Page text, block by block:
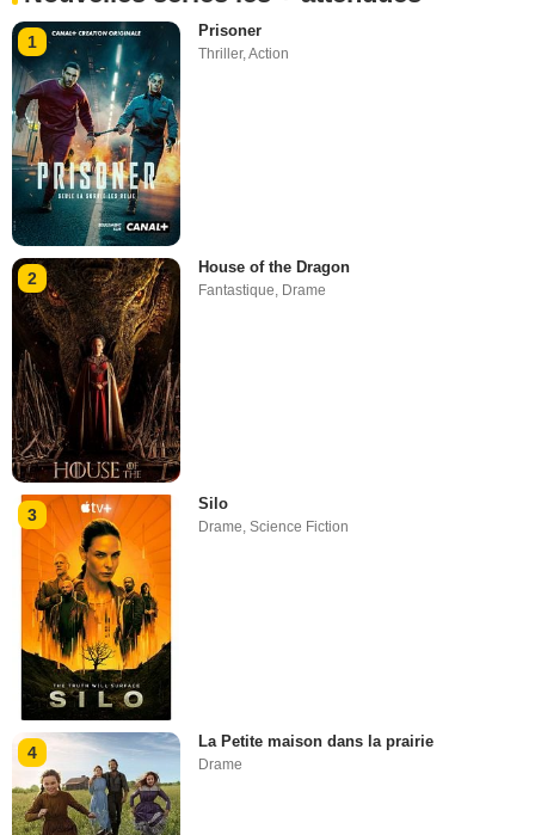
1
Prisoner
Thriller,Action
2
House of the Dragon
Fantastique, Drame
3
Silo
Drame,Science Fiction
4
La Petite maison dans la prairie
Drame